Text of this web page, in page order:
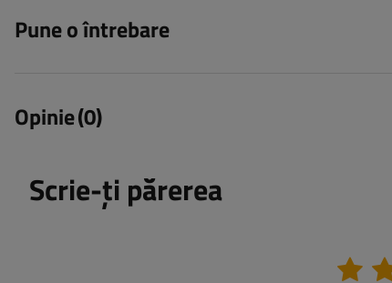
Pune o întrebare
Opinie(0)
Scrie-ți părerea